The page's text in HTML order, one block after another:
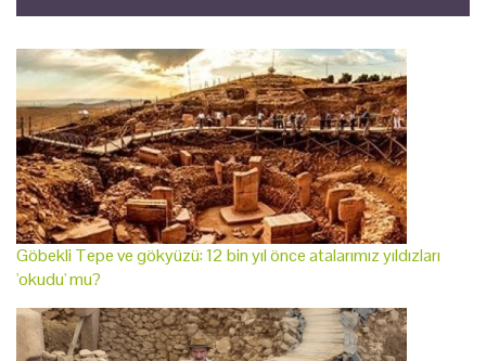
Göbekli Tepe ve gökyüzü: 12 bin yıl önce atalarımız yıldızları
'okudu' mu?